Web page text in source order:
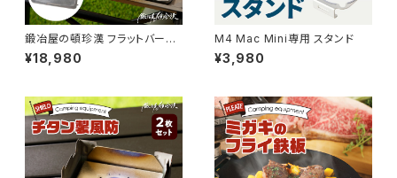
鍛冶屋の頓珍漢 フラットバーナ
ー専用 ミガキ鉄板 FBP313 7.5
mm厚
¥18,980
M4 Mac Mini専用 スタンド
¥3,980